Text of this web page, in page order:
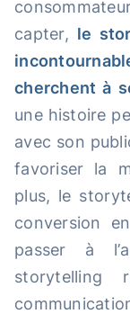
capter, le
cherchent à
une histoire
avec son
favoriser la
plus, le
conversion
passer à
storytelling